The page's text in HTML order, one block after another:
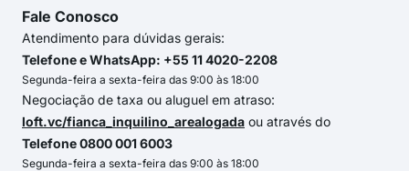
Fale Conosco
Atendimento para dúvidas gerais:
Telefone e WhatsApp: +55 11 4020-2208
Segunda-feira a sexta-feira das 9:00 às 18:00
Negociação de taxa ou aluguel em atraso:
loft.vc/fianca_inquilino_arealogada ou através do
Telefone 0800 001 6003
Segunda-feira a sexta-feira das 9:00 às 18:00